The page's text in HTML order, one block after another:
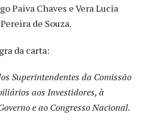
Paiva Chaves e Vera Lucia
de Souza.
da carta:
Superintendentes da Comissão
aos Investidores, à
e ao Congresso Nacional.